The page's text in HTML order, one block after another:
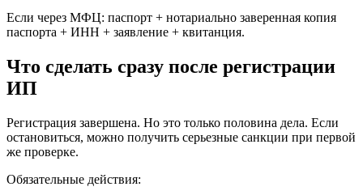
Если через МФЦ: паспорт + нотариально заверенная копия
паспорта + ИНН + заявление + квитанция.
Что сделать сразу после регистрации
ИП
Регистрация завершена. Но это только половина дела. Если
остановиться, можно получить серьезные санкции при первой
же проверке.
Обязательные действия: